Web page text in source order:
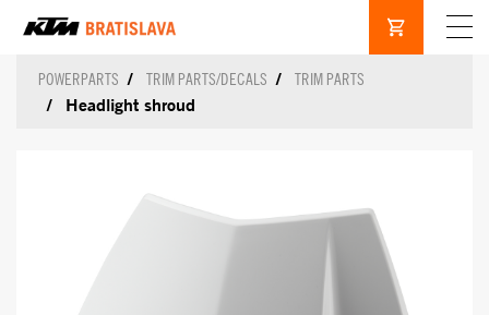
POWERPARTS TRIM PARTS/DECALS TRIM PARTS
Headlight shroud